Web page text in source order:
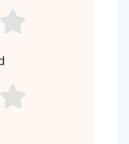
asdf4
asdf4